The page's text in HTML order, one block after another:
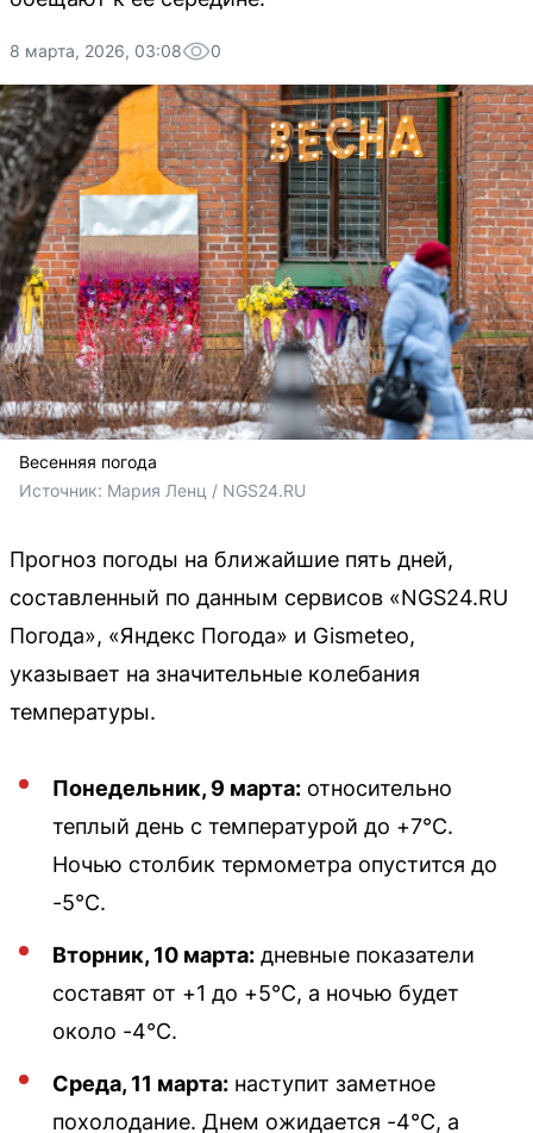
8 марта, 2026, 03:08 0
Весенняя погода
Источник: Мария Ленц / NGS24.RU
Прогноз погоды на ближайшие пять дней,
составленный по данным сервисов «NGS24.RU
Погода», «Яндекс Погода» и Gismeteo,
указывает на значительные колебания
температуры.
Понедельник, 9 марта: относительно
теплый день с температурой до +7°C.
Ночью столбик термометра опустится до
-5°C.
Вторник, 10 марта: дневные показатели
составят от +1 до +5°C, а ночью будет
около -4°C.
Среда, 11 марта: наступит заметное
похолодание. Днем ожидается -4°C, а